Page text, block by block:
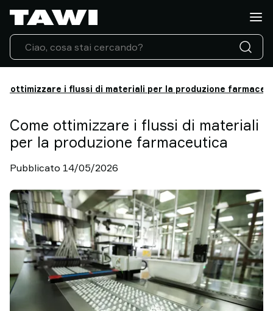
ottimizzare i flussi di materiali per la produzione
Come ottimizzare i flussi di materiali
per la produzione farmaceutica
Pubblicato 14/05/2026
Che
tipo
di
carico
dovete
Prodotti
Assistenza
e
supporto
di
successo
Informazioni
sul
sollevamento
Contatta
TAWI